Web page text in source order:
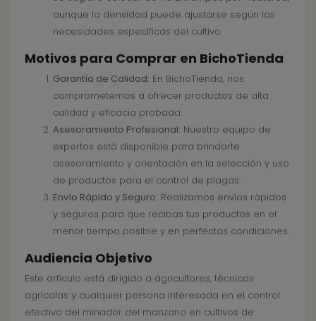
aunque la densidad puede ajustarse según las
necesidades específicas del cultivo.
Motivos para Comprar en BichoTienda
Garantía de Calidad: En BichoTienda, nos
comprometemos a ofrecer productos de alta
calidad y eficacia probada.
Asesoramiento Profesional: Nuestro equipo de
expertos está disponible para brindarte
asesoramiento y orientación en la selección y uso
de productos para el control de plagas.
Envío Rápido y Seguro: Realizamos envíos rápidos
y seguros para que recibas tus productos en el
menor tiempo posible y en perfectas condiciones.
Audiencia Objetivo
Este artículo está dirigido a agricultores, técnicos
agrícolas y cualquier persona interesada en el control
efectivo del minador del manzano en cultivos de